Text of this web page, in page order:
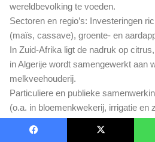
wereldbevolking te voeden.
Sectoren en regio’s: Investeringen
(maïs, cassave), groente- en
In Zuid-Afrika ligt de nadruk op
in Algerije wordt samengewerkt aan
melkveehouderij.
Particuliere en publieke
(o.a. in bloemenkwekerij, irrigatie en
duurzame productieketens te